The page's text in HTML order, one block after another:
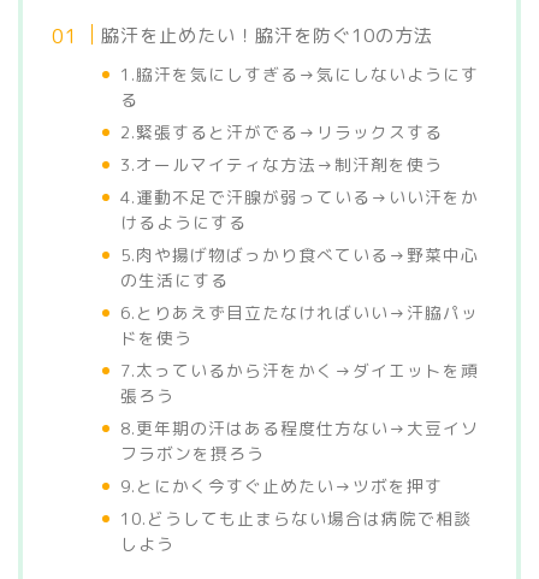
脇汗を止めたい！脇汗を防ぐ10の方法
1.脇汗を気にしすぎる→気にしないようにす
る
2.緊張すると汗がでる→リラックスする
3.オールマイティな方法→制汗剤を使う
4.運動不足で汗腺が弱っている→いい汗をか
けるようにする
5.肉や揚げ物ばっかり食べている→野菜中心
の生活にする
6.とりあえず目立たなければいい→汗脇パッ
ドを使う
7.太っているから汗をかく→ダイエットを頑
張ろう
8.更年期の汗はある程度仕方ない→大豆イソ
フラボンを摂ろう
9.とにかく今すぐ止めたい→ツボを押す
10.どうしても止まらない場合は病院で相談
しよう